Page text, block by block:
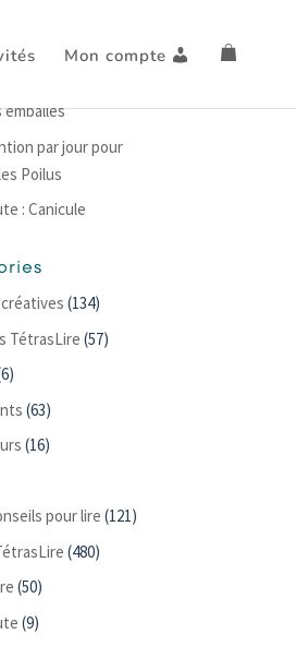
Mon compte
emballés
par jour pour
Poilus
: Canicule
(134)
TétrasLire (57)
(63)
(16)
pour lire (121)
(480)
(50)
(9)